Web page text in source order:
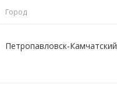
Город
Петропавловск-Камчатский